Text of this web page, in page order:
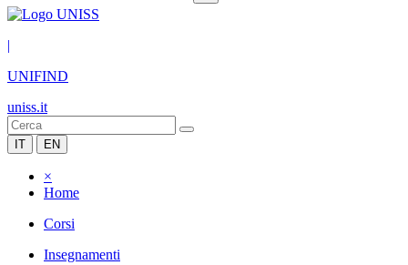
|
UNIFIND
uniss.it
IT EN
×
Home
Corsi
Insegnamenti